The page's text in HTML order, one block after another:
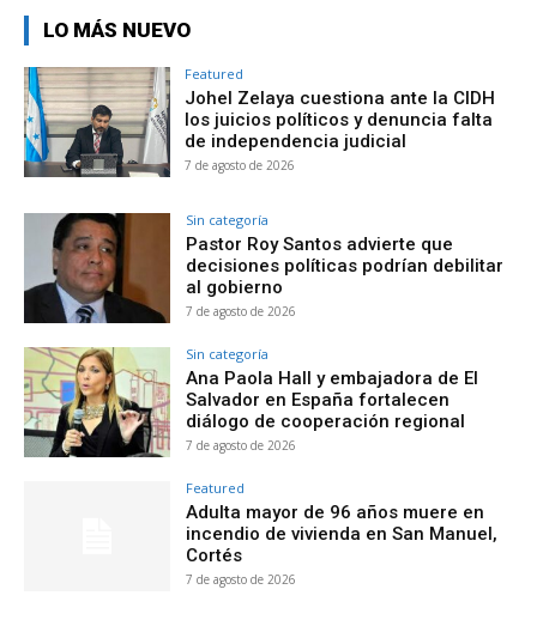
LO MÁS NUEVO
Featured
Johel Zelaya cuestiona ante la CIDH
los juicios políticos y denuncia falta
de independencia judicial
7 de agosto de 2026
Sin categoría
Pastor Roy Santos advierte que
decisiones políticas podrían debilitar
al gobierno
7 de agosto de 2026
Sin categoría
Ana Paola Hall y embajadora de El
Salvador en España fortalecen
diálogo de cooperación regional
7 de agosto de 2026
Featured
Adulta mayor de 96 años muere en
incendio de vivienda en San Manuel,
Cortés
7 de agosto de 2026